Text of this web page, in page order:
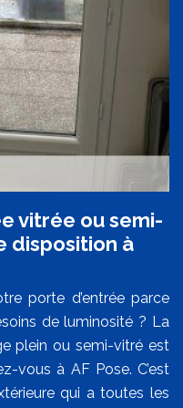
vitrée ou semi-
disposition à
porte d’entrée parce
de luminosité ? La
plein ou semi-vitré est
vous à AF Pose. C’est
qui a toutes les